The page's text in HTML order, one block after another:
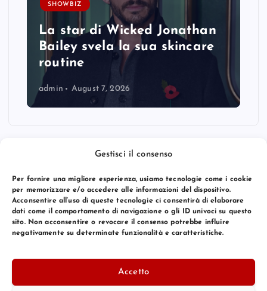
Gestisci il consenso
Per fornire una migliore esperienza, usiamo tecnologie come i cookie
per memorizzare e/o accedere alle informazioni del dispositivo.
Acconsentire all’uso di queste tecnologie ci consentirà di elaborare
dati come il comportamento di navigazione o gli ID univoci su questo
sito. Non acconsentire o revocare il consenso potrebbe influire
negativamente su determinate funzionalità e caratteristiche.
Accetto
SHOWBIZ
La star di Wicked Jonathan
Bailey svela la sua skincare
routine
admin August 7, 2026